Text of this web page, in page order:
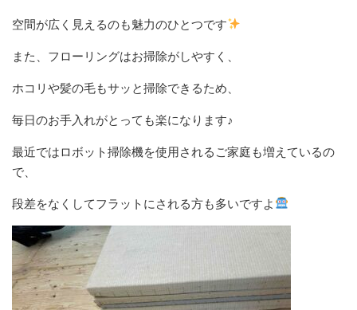
空間が広く見えるのも魅力のひとつです
また、フローリングはお掃除がしやすく、
ホコリや髪の毛もサッと掃除できるため、
毎日のお手入れがとっても楽になります♪
最近ではロボット掃除機を使用されるご家庭も増えているの
で、
段差をなくしてフラットにされる方も多いですよ